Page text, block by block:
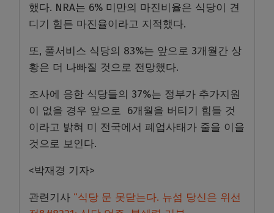
했다. NRA는 6% 미만의 마진비율은 식당이 견
디기 힘든 마진율이라고 지적했다.
또, 풀서비스 식당의 83%는 앞으로 3개월간 상
황은 더 나빠질 것으로 전망했다.
조사에 응한 식당들의 37%는 정부가 추가지원
이 없을 경우 앞으로 6개월을 버티기 힘들 것
이라고 밝혀 미 전국에서 폐업사태가 줄을 이을
것으로 보인다.
<박재경 기자>
관련기사 “식당 문 못닫는다. 뉴섬 당신은 위선